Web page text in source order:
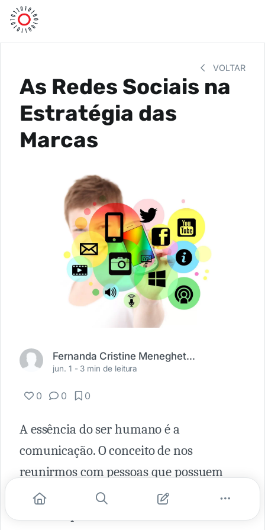
VOLTAR
As Redes Sociais na
Estratégia das
Marcas
Fernanda Cristine Meneghetti Barbosa
jun. 1 - 3 min de leitura
0 0 0
A essência do ser humano é a
comunicação. O conceito de nos
reunirmos com pessoas que possuem
interesses em comuns aos nossos já